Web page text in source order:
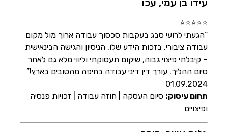
עידו בן עמי, עכו
⭐⭐⭐⭐⭐
“הגעתי לרועי סבג בעקבות סכסוך עבודה ארוך מול מקום
עבודה ציבורי. בזכות הידע שלו, הניסיון והגישה הבינאישית
– קיבלתי פיצוי גבוה, שיקום תעסוקתי וליווי מלא גם לאחר
סיום ההליך. עורך דין דיני עבודה בחיפה מהטובים בארץ!”
01.09.2024
תחום עיסוק: סיום העסקה | חוזה עבודה | זכויות פנסיה
ופיצויים